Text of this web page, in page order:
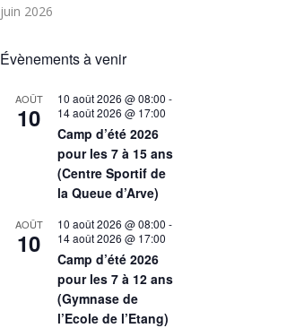
juin 2026
Évènements à venir
AOÛT
10
10 août 2026 @ 08:00 -
14 août 2026 @ 17:00
Camp d’été 2026
pour les 7 à 15 ans
(Centre Sportif de
la Queue d’Arve)
AOÛT
10
10 août 2026 @ 08:00 -
14 août 2026 @ 17:00
Camp d’été 2026
pour les 7 à 12 ans
(Gymnase de
l’Ecole de l’Etang)